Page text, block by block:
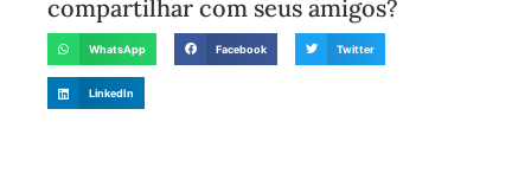
compartilhar com seus amigos?
WhatsApp Facebook Twitter
LinkedIn